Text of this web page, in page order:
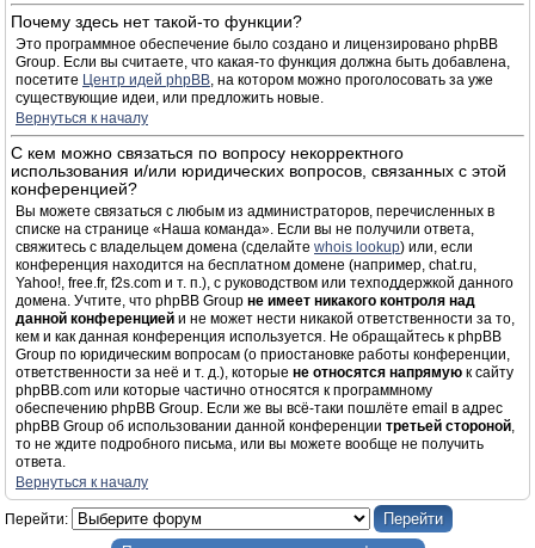
Почему здесь нет такой-то функции?
Это программное обеспечение было создано и лицензировано phpBB
Group. Если вы считаете, что какая-то функция должна быть добавлена,
посетите Центр идей phpBB, на котором можно проголосовать за уже
существующие идеи, или предложить новые.
Вернуться к началу
С кем можно связаться по вопросу некорректного
использования и/или юридических вопросов, связанных с этой
конференцией?
Вы можете связаться с любым из администраторов, перечисленных в
списке на странице «Наша команда». Если вы не получили ответа,
свяжитесь с владельцем домена (сделайте whois lookup) или, если
конференция находится на бесплатном домене (например, chat.ru,
Yahoo!, free.fr, f2s.com и т. п.), с руководством или техподдержкой данного
домена. Учтите, что phpBB Group не имеет никакого контроля над
данной конференцией и не может нести никакой ответственности за то,
кем и как данная конференция используется. Не обращайтесь к phpBB
Group по юридическим вопросам (о приостановке работы конференции,
ответственности за неё и т. д.), которые не относятся напрямую к сайту
phpBB.com или которые частично относятся к программному
обеспечению phpBB Group. Если же вы всё-таки пошлёте email в адрес
phpBB Group об использовании данной конференции третьей стороной,
то не ждите подробного письма, или вы можете вообще не получить
ответа.
Вернуться к началу
Перейти: